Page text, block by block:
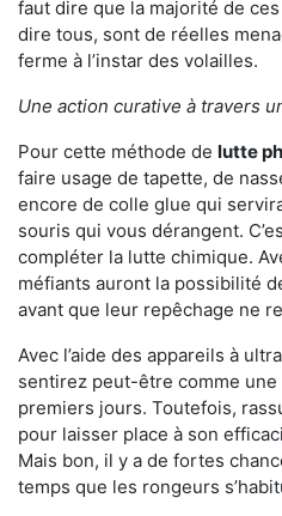
faut dire que la majorité de
dire tous, sont de réelles
ferme à l’instar des volailles.
Une action curative à travers
Pour cette méthode de lutte
faire usage de tapette, de
encore de colle glue qui
souris qui vous dérangent.
compléter la lutte chimique.
méfiants auront la possibilité
avant que leur repêchage ne
Avec l’aide des appareils à
sentirez peut-être comme
premiers jours. Toutefois,
pour laisser place à son
Mais bon, il y a de fortes
temps que les rongeurs